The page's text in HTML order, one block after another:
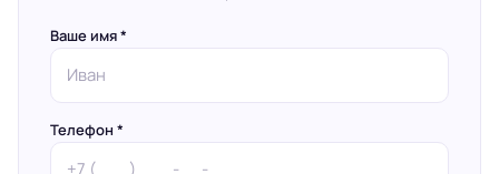
Ваше имя *
Телефон *